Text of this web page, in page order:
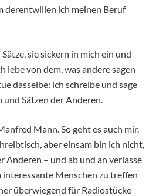
derentwillen ich meinen Beruf
sie sickern in mich ein und
lebe von dem, was andere sagen
dasselbe: ich schreibe und sage
Sätzen der Anderen.
Mann. So geht es auch mir.
aber einsam bin ich nicht,
Anderen – und ab und an verlasse
interessante Menschen zu treffen
überwiegend für Radiostücke